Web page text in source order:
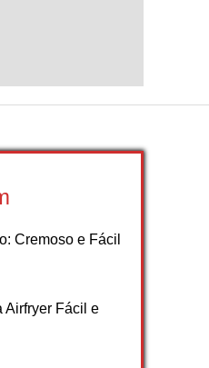
Cremoso e Fácil
Airfryer Fácil e